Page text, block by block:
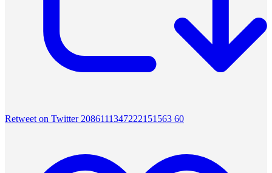
Retweet on Twitter 2086111347222151563 60